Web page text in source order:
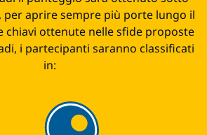
per aprire sempre più porte lungo il
chiavi ottenute nelle sfide proposte
i partecipanti saranno classificati
in: